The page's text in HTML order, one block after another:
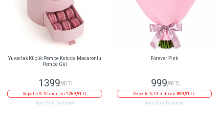
Yuvarlak Küçük Pembe Kutuda Macaronlu
Pembe Gül
1399 ,90 TL
Sepette % 10 indirim 1259,91 TL
Aynı Gün Teslimat
Forever Pink
999,90 TL
Sepette % 10 indirim 899,91 TL
Aynı Gün Teslimat